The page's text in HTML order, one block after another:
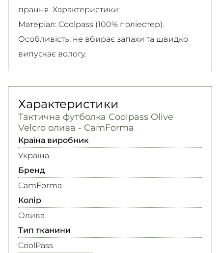
прання. Характеристики:
Матеріал: Coolpass (100% поліестер).
Особливість: не вбирає запахи та швидко
випускає вологу.
Характеристики
Тактична футболка Coolpass Olive
Velcro олива - CamForma
Країна виробник
Україна
Бренд
CamForma
Колір
Олива
Тип тканини
CoolPass